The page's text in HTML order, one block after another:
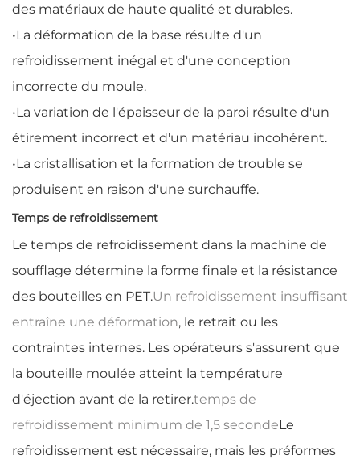
des matériaux de haute qualité et durables.
•La déformation de la base résulte d'un
refroidissement inégal et d'une conception
incorrecte du moule.
•La variation de l'épaisseur de la paroi résulte d'un
étirement incorrect et d'un matériau incohérent.
•La cristallisation et la formation de trouble se
produisent en raison d'une surchauffe.
Temps de refroidissement
Le temps de refroidissement dans la machine de
soufflage détermine la forme finale et la résistance
des bouteilles en PET.Un refroidissement insuffisant
entraîne une déformation, le retrait ou les
contraintes internes. Les opérateurs s'assurent que
la bouteille moulée atteint la température
d'éjection avant de la retirer.temps de
refroidissement minimum de 1,5 secondeLe
refroidissement est nécessaire, mais les préformes